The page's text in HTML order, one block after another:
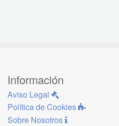
Información
Aviso Legal
Política de Cookies
Sobre Nosotros